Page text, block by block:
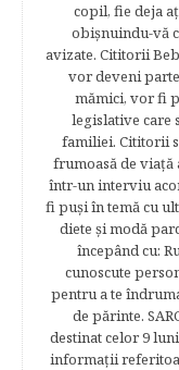
copil, fie deja
obişnuindu-vă
avizate. Cititorii
vor deveni
mămici, vor fi
legislative care
familiei. Cititorii
frumoasă de viață
într-un interviu
fi puşi în temă cu
diete şi modă
începând cu:
cunoscute
pentru a te
de părinte.
destinat celor 9
informaţii